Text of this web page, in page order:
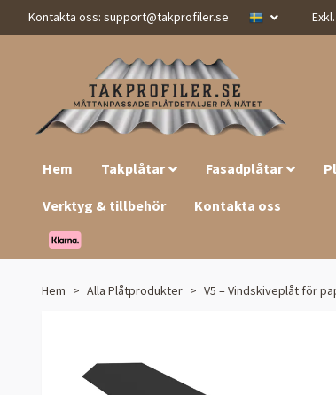
Kontakta oss: support@takprofiler.se
Hem Takplåtar Fasadplåtar
Verktyg & tillbehör Kontakta oss
Hem Alla Plåtprodukter V5 – Vindskiveplåt för